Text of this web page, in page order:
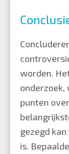
worden.
onderzoek,
punten
gezegd
is.